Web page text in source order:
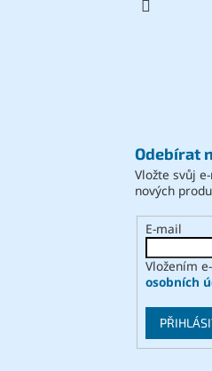
Odebírat
Vložte svůj
nových
E-mail
Vložením
osobních